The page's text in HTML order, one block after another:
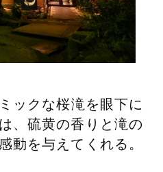
ックな桜滝を眼下に
、 硫黄の香りと滝の
感動を与えてくれる。